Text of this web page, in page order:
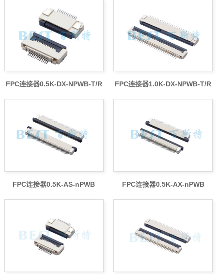
FPC连接器0.5K-DX-NPWB-T/R FPC连接器1.0K-DX-NPWB-T/R
FPC连接器0.5K-AS-nPWB FPC连接器0.5K-AX-nPWB